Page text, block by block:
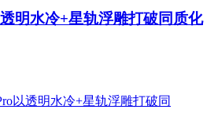
明水冷+星轨浮雕打破同质化